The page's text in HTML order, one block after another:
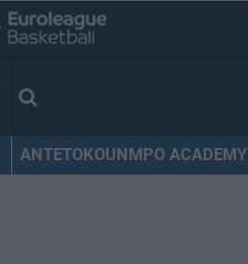
ANTETOKOUNMPO ACADEMY